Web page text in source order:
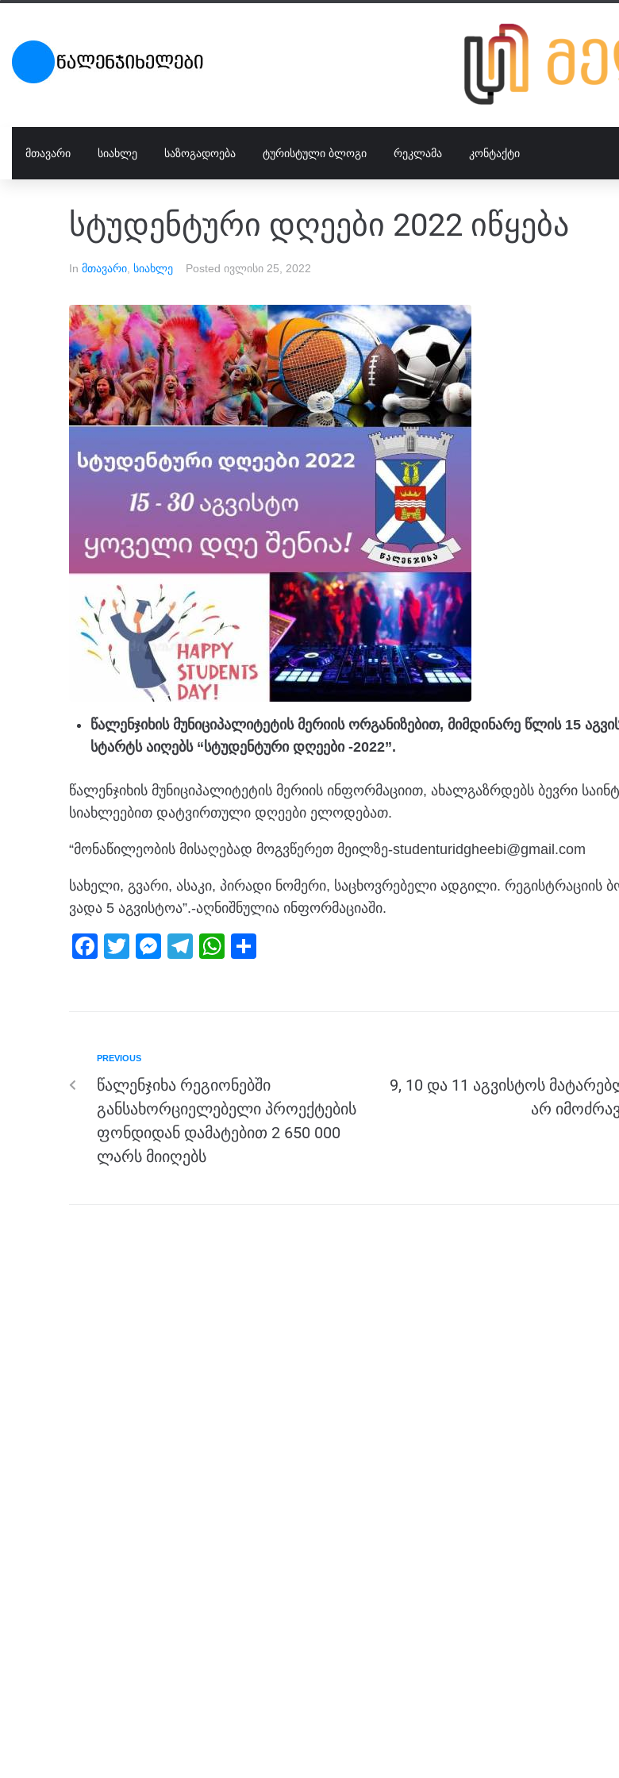
ᲛᲗᲐᲕᲐᲠᲘ ᲡᲘᲐᲮᲚᲔ ᲡᲐᲖᲝᲒᲐᲓᲝᲔᲑᲐ ᲢᲣᲠᲘᲡᲢᲣᲚᲘ ᲑᲚᲝᲒᲘ ᲠᲔᲙᲚᲐᲛᲐ ᲙᲝᲜᲢᲐᲥᲢᲘ
სტუდენტური დღეები 2022 იწყება
In მთავარი სიახლე Posted ივლისი 25, 2022
წალენჯიხის მუნიციპალიტეტის მერიის ორგანიზებით, მიმდინარე წლის 15
სტარტს აიღებს “სტუდენტური დღეები -2022”.
წალენჯიხის მუნიციპალიტეტის მერიის ინფორმაციით, ახალგაზრდებს ბევრი
სიახლეებით დატვირთული დღეები ელოდებათ.
“მონაწილეობის მისაღებად მოგვწერეთ მეილზე-studenturidgheebi@gmail.com
სახელი, გვარი, ასაკი, პირადი ნომერი, საცხოვრებელი ადგილი. რეგისტრაციის
ვადა 5 აგვისტოა”.-აღნიშნულია ინფორმაციაში.
F
b
o
o
k
T
M
g
er
T
W
p
p
PREVIOUS
წალენჯიხა რეგიონებში
განსახორციელებელი პროექტების
ფონდიდან დამატებით 2 650 000
ლარს მიიღებს
9, 10 და 11 აგვისტოს
არ